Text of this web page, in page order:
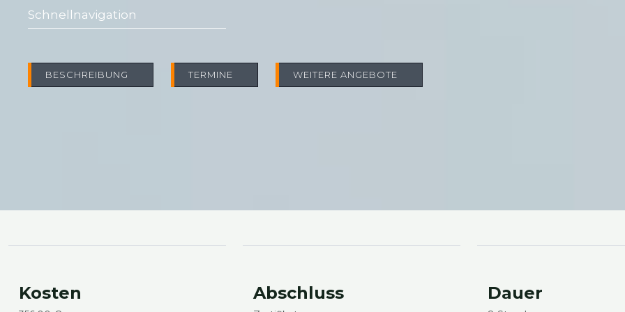
Schnell­na­vi­ga­ti­on
BESCHREI­BUNG TER­MI­NE WEI­TE­RE ANGE­BO­TE
Kos­ten Abschluss Dau­er